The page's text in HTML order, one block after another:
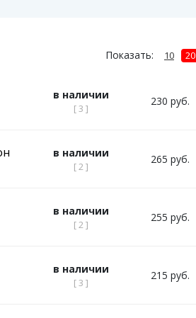
Показать: 10 20
в наличии
[ 3 ]
230 руб.
в наличии
[ 2 ]
265 руб.
в наличии
[ 2 ]
255 руб.
в наличии
[ 3 ]
215 руб.